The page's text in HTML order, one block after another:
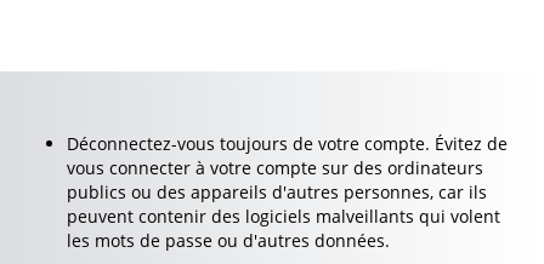
Déconnectez-vous toujours de votre compte. Évitez de
vous connecter à votre compte sur des ordinateurs
publics ou des appareils d'autres personnes, car ils
peuvent contenir des logiciels malveillants qui volent
les mots de passe ou d'autres données.